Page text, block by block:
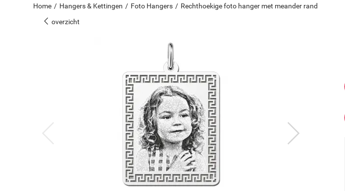
Home / Hangers & Kettingen / Foto Hangers / Rechthoekige foto hanger met meander rand
overzicht